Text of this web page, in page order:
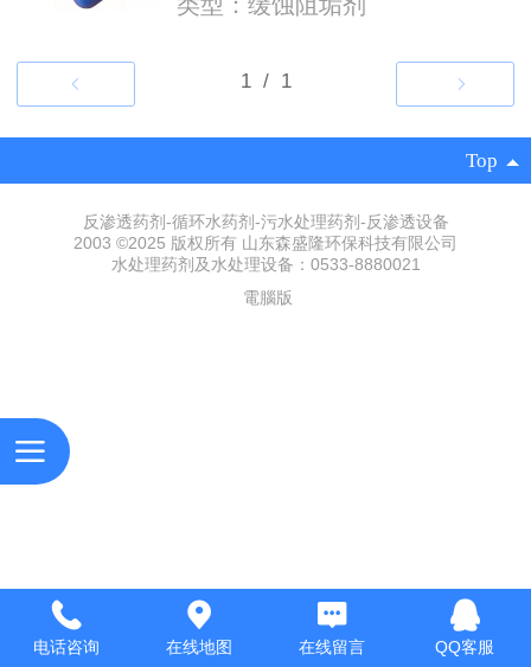
Top
反渗透药剂-循环水药剂-污水处理药剂-反渗透设备
2003 ©2025 版权所有 山东森盛隆环保科技有限公司
水处理药剂及水处理设备：0533-8880021
電腦版
电话咨询 在线地图 在线留言 QQ客服